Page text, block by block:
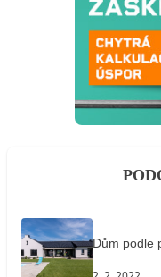
Dům podle